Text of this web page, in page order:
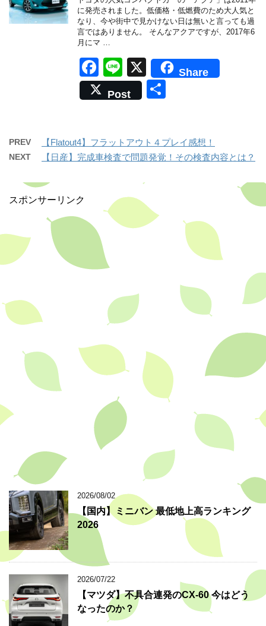
o
k
に発売されました。低価格・低燃費のため大人気と
なり、今や街中で見かけない日は無いと言っても過
言ではありません。 そんなアクアですが、2017年6
月にマ …
F
a
c
b
o
Li
n
e
X
Share
Post
PREV 【Flatout4】フラットアウト４プレイ感想！
NEXT 【日産】完成車検査で問題発覚！その検査内容とは？
スポンサーリンク
2026/08/02
【国内】ミニバン 最低地上高ランキング
2026
2026/07/22
【マツダ】不具合連発のCX-60 今はどう
なったのか？